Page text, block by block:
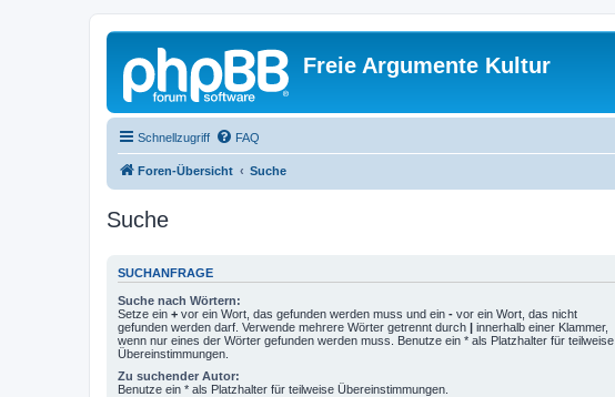
Freie Argumente Kultur
Schnellzugriff FAQ
Foren-Übersicht Suche
Suche
SUCHANFRAGE
Suche nach Wörtern:
Setze ein + vor ein Wort, das gefunden werden muss und ein - vor ein Wort, das nicht
gefunden werden darf. Verwende mehrere Wörter getrennt durch | innerhalb einer Klammer,
wenn nur eines der Wörter gefunden werden muss. Benutze ein * als Platzhalter für teilweise
Übereinstimmungen.
Zu suchender Autor:
Benutze ein * als Platzhalter für teilweise Übereinstimmungen.